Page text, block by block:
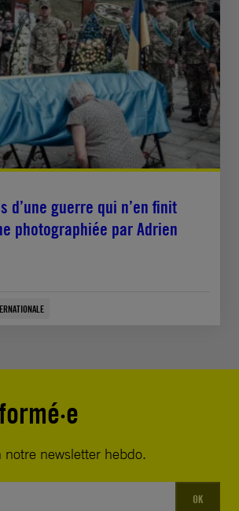
d’une guerre qui n’en finit
photographiée par Adrien
notre newsletter hebdo.
OK